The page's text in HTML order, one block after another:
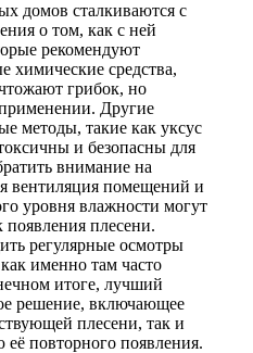
домов сталкиваются с
о том, как с ней
рекомендуют
химические средства,
грибок, но
Другие
методы, такие как уксус
и безопасны для
внимание на
вентиляция помещений и
уровня влажности могут
появления плесени.
регулярные осмотры
именно там часто
итоге, лучший
решение, включающее
плесени, так и
повторного появления.